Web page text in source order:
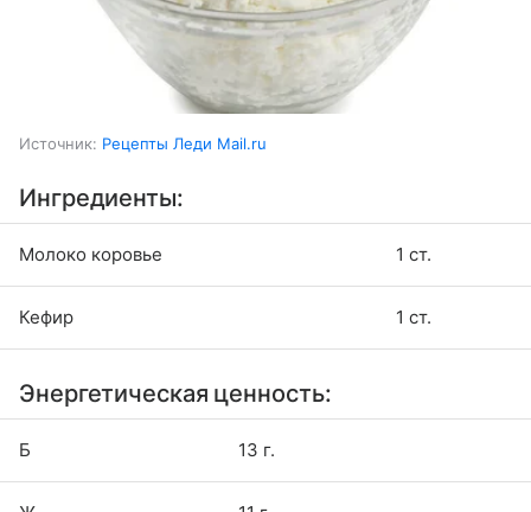
Источник: Рецепты Леди Mail.ru
Ингредиенты:
Молоко коровье 1 ст.
Кефир 1 ст.
Энергетическая ценность:
Б 13 г.